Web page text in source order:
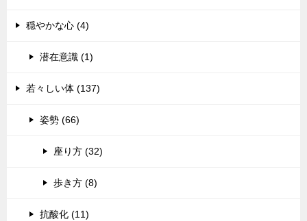
穏やかな心 (4)
潜在意識 (1)
若々しい体 (137)
姿勢 (66)
座り方 (32)
歩き方 (8)
抗酸化 (11)